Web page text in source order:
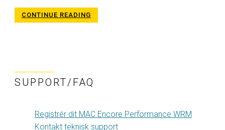
CONTINUE READING
SUPPORT/FAQ
Registrér dit MAC Encore Performance WRM
Kontakt teknisk support